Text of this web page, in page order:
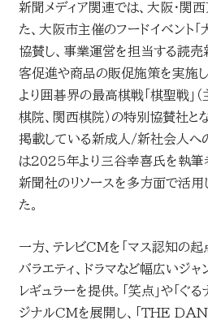
読売出版広告賞
読売・日テレ アドバタイザー・オブ
NEWSLETTER
English
新聞メディア関連では、大阪・関
た、大阪市主催のフードイベント
協賛し、事業運営を担当する読売
客促進や商品の販促施策を実施
より囲碁界の最高棋戦「棋聖戦」
棋院、関西棋院）の特別協賛社と
掲載している新成人/新社会人へ
は2025年より三谷幸喜氏を執筆
新聞社のリソースを多方面で活
た。
一方、テレビCMを「マス認知の起
バラエティ、ドラマなど幅広いジャ
レギュラーを提供。「笑点」や「ぐ
ジナルCMを展開し、「THE